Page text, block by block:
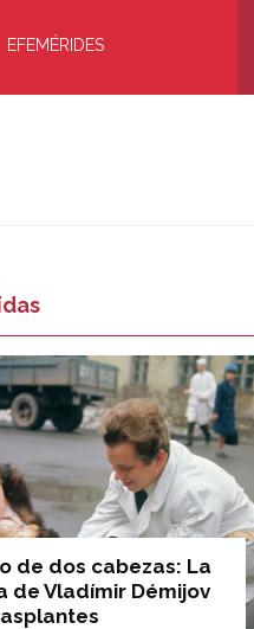
EFEMÉRIDES
de dos cabezas: La
de Vladímir Démijov